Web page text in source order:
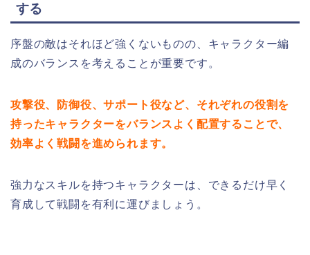
する
序盤の敵はそれほど強くないものの、キャラクター編
成のバランスを考えることが重要です。
攻撃役、防御役、サポート役など、それぞれの役割を
持ったキャラクターをバランスよく配置することで、
効率よく戦闘を進められます。
強力なスキルを持つキャラクターは、できるだけ早く
育成して戦闘を有利に運びましょう。